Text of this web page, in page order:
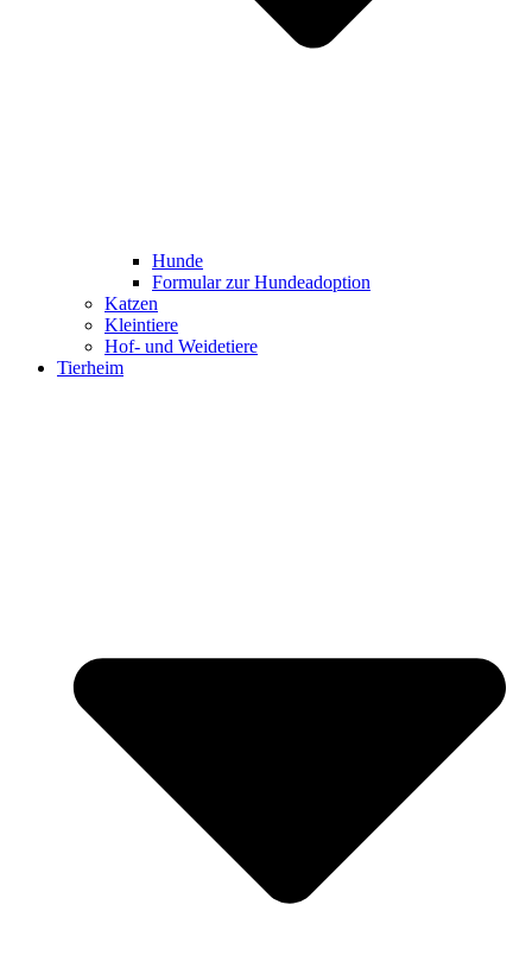
Hunde
Formular zur Hundeadoption
Katzen
Kleintiere
Hof- und Weidetiere
Tierheim